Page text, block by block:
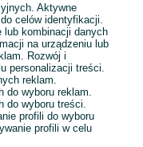
Aktywne
celów identyfikacji.
lub kombinacji danych
na urządzeniu lub
Rozwój i
personalizacji treści.
reklam.
wyboru reklam.
do wyboru treści.
profili do wyboru
profili w celu